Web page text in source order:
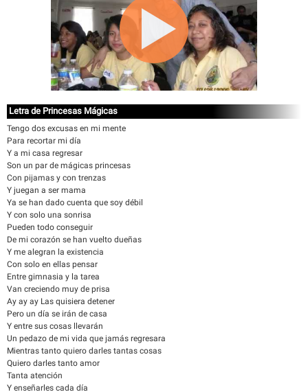
Letra de Princesas Mágicas
Tengo dos excusas en mi mente
Para recortar mi día
Y a mi casa regresar
Son un par de mágicas princesas
Con pijamas y con trenzas
Y juegan a ser mama
Ya se han dado cuenta que soy débil
Y con solo una sonrisa
Pueden todo conseguir
De mi corazón se han vuelto dueñas
Y me alegran la existencia
Con solo en ellas pensar
Entre gimnasia y la tarea
Van creciendo muy de prisa
Ay ay ay Las quisiera detener
Pero un día se irán de casa
Y entre sus cosas llevarán
Un pedazo de mi vida que jamás regresara
Mientras tanto quiero darles tantas cosas
Quiero darles tanto amor
Tanta atención
Y enseñarles cada día